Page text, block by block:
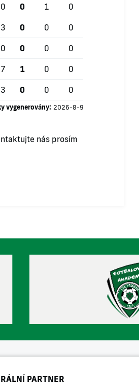
0 1 0
0 0 0
0 0 0
1 0 0
0 0 0
vygenerovány: 2026-8-9
nás prosím
PARTNER